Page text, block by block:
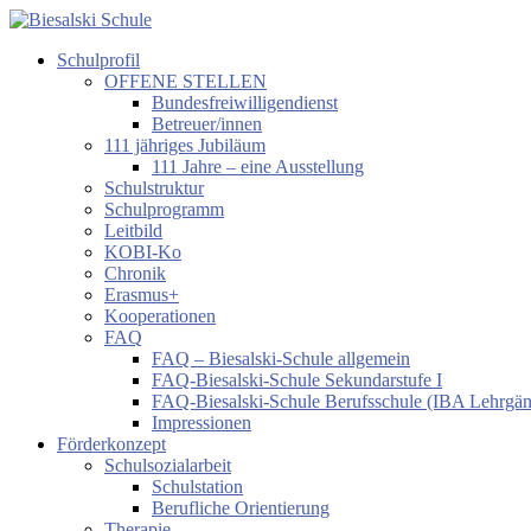
Zum
springen
Biesalski
Förderzentrum
körperliche
motorische
Entwicklung
Schulprofil
OFFENE STELLEN
Bundesfreiwilligendienst
Betreuer/innen
111 jähriges Jubiläum
111 Jahre – eine Ausstellung
Schulstruktur
Schulprogramm
Leitbild
KOBI-Ko
Chronik
Erasmus+
Kooperationen
FAQ
FAQ – Biesalski-Schule allgemein
FAQ-Biesalski-Schule Sekundarstufe I
FAQ-Biesalski-Schule Berufsschule (IBA
Impressionen
Förderkonzept
Schulsozialarbeit
Schulstation
Berufliche Orientierung